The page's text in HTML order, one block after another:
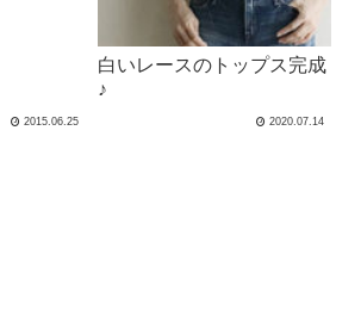
2015.06.25
白いレースのトップス完成
♪
2020.07.14